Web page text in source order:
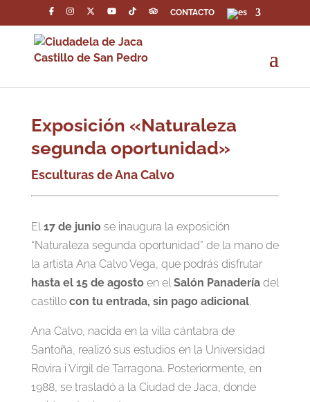
CONTACTO
Exposición «Naturaleza
segunda oportunidad»
Esculturas de Ana Calvo
El 17 de juniose inaugura la exposición
“Naturaleza segunda oportunidad” de la mano de
la artista Ana Calvo Vega, que podrás disfrutar
hasta el 15 de agostoen el Salón Panaderíadel
castillo con tu entrada, sin pago adicional.
Ana Calvo, nacida en la villa cántabra de
Santoña, realizó sus estudios en la Universidad
Rovira i Virgil de Tarragona. Posteriormente, en
1988, se trasladó a la Ciudad de Jaca, donde